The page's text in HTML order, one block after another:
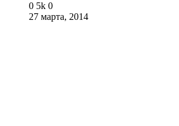
0 5k 0
27 марта, 2014